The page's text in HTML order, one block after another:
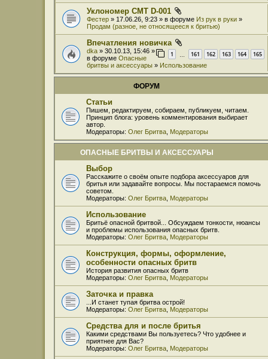
Уклономер СМТ D-001
Фестер » 17.06.26, 9:23 » в форуме Из рук в руки »
Продам (разное, не относящееся к бритью)
Впечатления новичка
1 161 162 163 164 165
dka » 30.10.13, 15:46 »
в форуме Опасные
бритвы и аксессуары » Использование
ФОРУМ
Статьи
Пишем, редактируем, собираем, публикуем, читаем.
Принцип блога: уровень комментирования выбирает
автор.
Модераторы: Олег Бритва Модераторы
ОПАСНЫЕ БРИТВЫ И АКСЕССУАРЫ
Выбор
Расскажите о своём опыте подбора аксессуаров для
бритья или задавайте вопросы. Мы постараемся помочь
советом.
Модераторы: Олег Бритва Модераторы
Использование
Бритьё опасной бритвой... Обсуждаем тонкости, нюансы
и проблемы использования опасных бритв.
Модераторы: Олег Бритва Модераторы
Конструкция, формы, оформление,
особенности опасных бритв
История развития опасных бритв
Модераторы: Олег Бритва Модераторы
Заточка и правка
...И станет тупая бритва острой!
Модераторы: Олег Бритва Модераторы
Средства для и после бритья
Какими средствами Вы пользуетесь? Что удобнее и
приятнее для Вас?
Модераторы: Олег Бритва Модераторы